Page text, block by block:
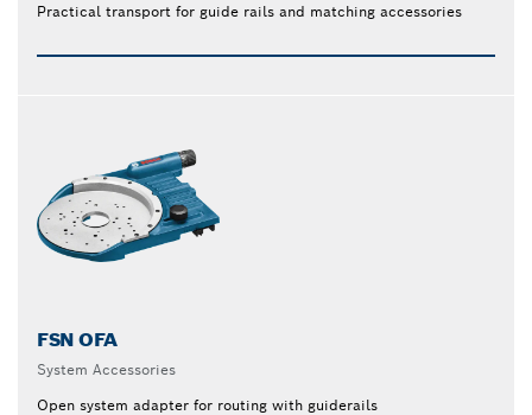
Practical transport for guide rails and matching accessories
FSN OFA
System Accessories
Open system adapter for routing with guiderails